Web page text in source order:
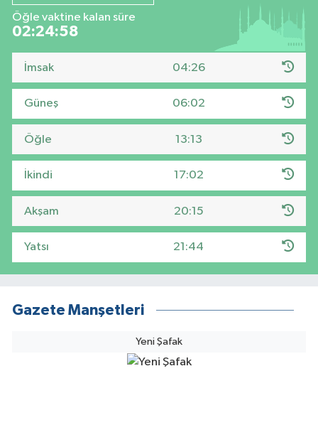
Öğle vaktine kalan süre
02:24:58
İmsak 04:26
Güneş 06:02
Öğle 13:13
İkindi 17:02
Akşam 20:15
Yatsı 21:44
Gazete Manşetleri
Yeni Şafak